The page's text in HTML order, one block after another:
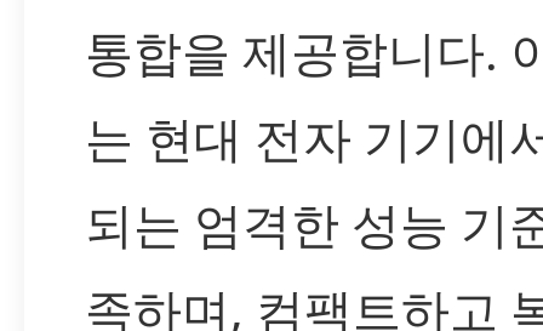
통합을 제공합니다.
는 현대 전자 기기에
되는 엄격한 성능 기
족하며, 컴팩트하고